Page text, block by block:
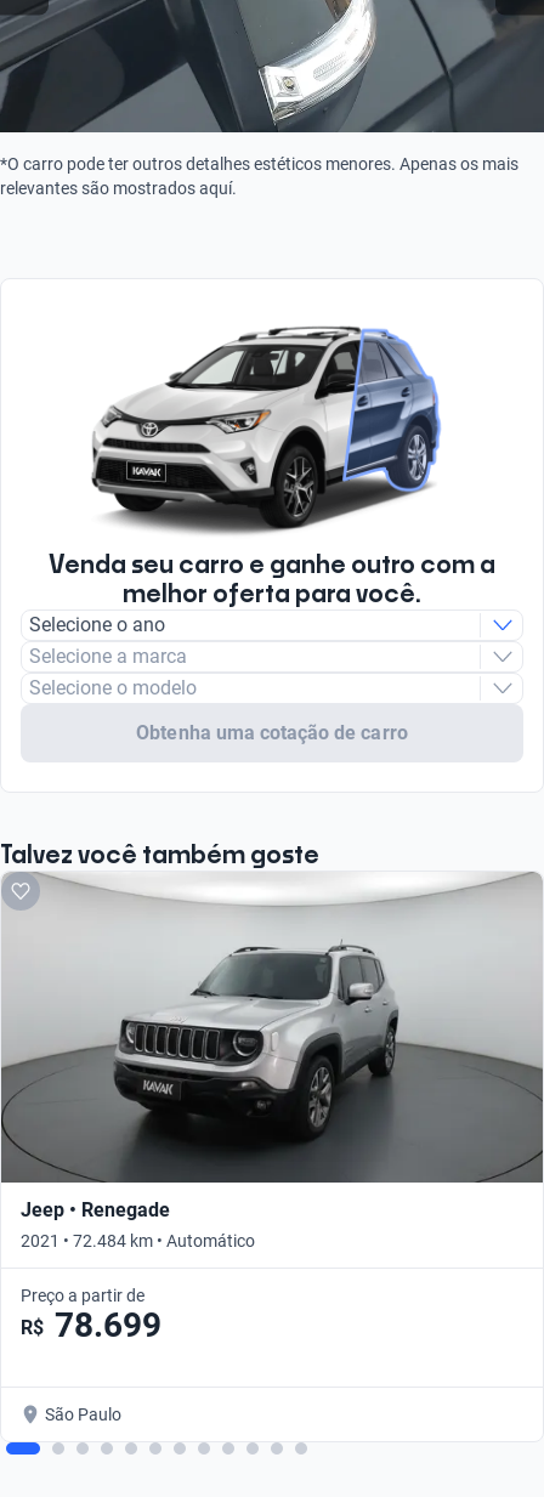
*O carro pode ter outros detalhes estéticos menores. Apenas os mais
relevantes são mostrados aquí.
Venda seu carro e ganhe outro com a
melhor oferta para você.
Selecione o ano
Selecione a marca
Selecione o modelo
Obtenha uma cotação de carro
Talvez você também goste
Jeep • Renegade
2021 • 72.484 km • Automático
Preço a partir de
R$ 78.699
São Paulo